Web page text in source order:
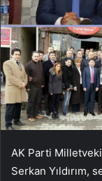
AK Parti
Serkan Yıldırım,